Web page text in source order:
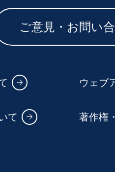
ご意見・お問い
ウェブ
て 著作権